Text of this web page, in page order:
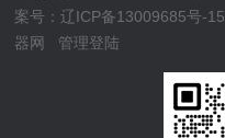
案号：辽ICP备13009685号-15
器网
管理登陆